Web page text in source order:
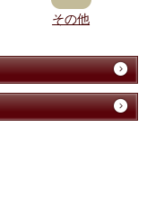
その他